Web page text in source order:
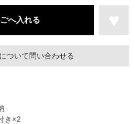
ついて問い合わせる
き×2